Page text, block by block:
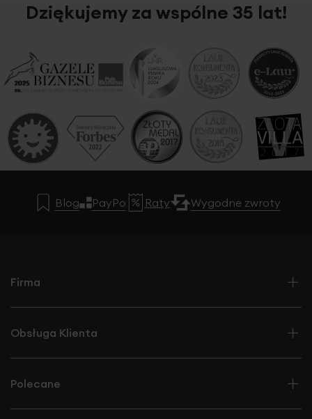
Dziękujemy za wspólne 35 lat!
Blog PayPo Raty Wygodne zwroty
Firma
Obsługa Klienta
Polecane